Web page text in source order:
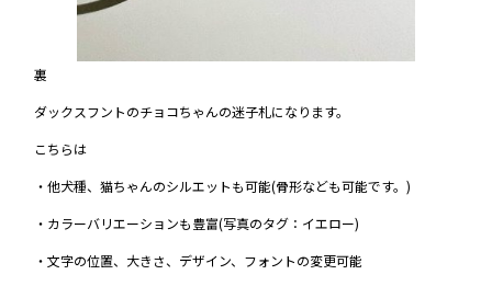
裏
ダックスフントのチョコちゃんの迷子札になります。
こちらは
・他犬種、猫ちゃんのシルエットも可能(骨形なども可能です。)
・カラーバリエーションも豊富(写真のタグ：イエロー)
・文字の位置、大きさ、デザイン、フォントの変更可能